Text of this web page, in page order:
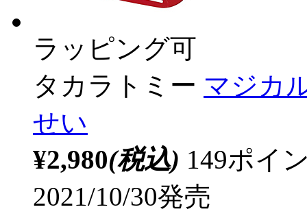
ラッピング可
タカラトミー マジカ
せい
¥2,980(税込) 149ポイ
2021/10/30発売